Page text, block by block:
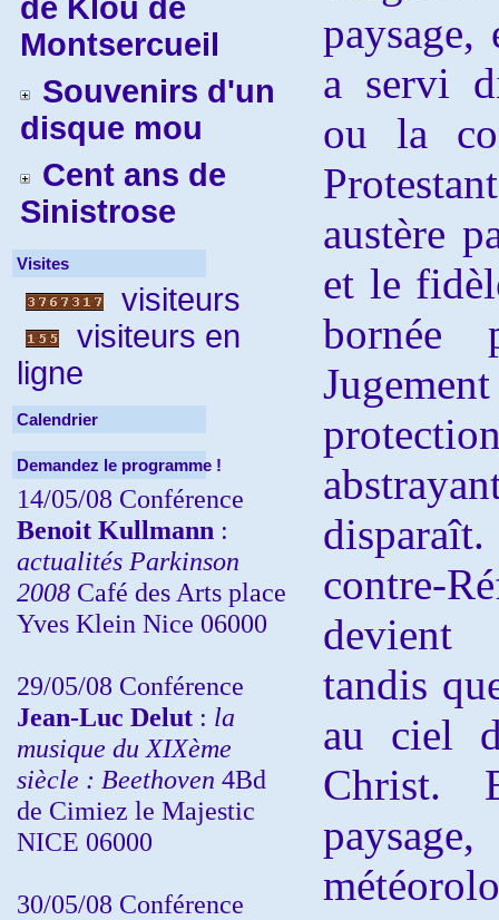
de Klou de
Montsercueil
Souvenirs d'un
disque mou
Cent ans de
Sinistrose
Visites
visiteurs
visiteurs en
ligne
Calendrier
Demandez le programme !
14/05/08 Conférence
Benoit Kullmann :
actualités Parkinson
2008 Café des Arts place
Yves Klein Nice 06000
29/05/08 Conférence
Jean-Luc Delut : la
musique du XIXème
siècle : Beethoven 4Bd
de Cimiez le Majestic
NICE 06000
30/05/08 Conférence
a servi
ou la
austère
et le
contre-
devient
tandis
au ciel
Christ.